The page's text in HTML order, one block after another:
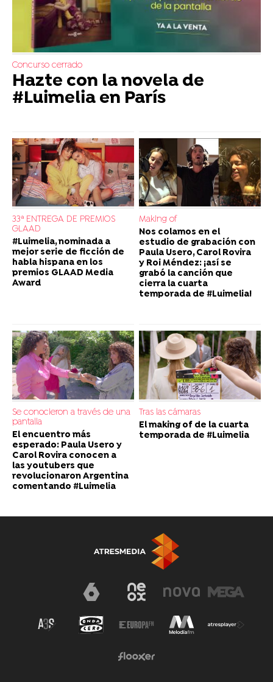
Concurso cerrado
Hazte con la novela de
#Luimelia en París
33ª ENTREGA DE PREMIOS
GLAAD
#Luimelia, nominada a
mejor serie de ficción de
habla hispana en los
premios GLAAD Media
Award
Making of
Nos colamos en el
estudio de grabación con
Paula Usero, Carol Rovira
y Roi Méndez: ¡así se
grabó la canción que
cierra la cuarta
temporada de #Luimelia!
Se conocieron a través de una
pantalla
El encuentro más
esperado: Paula Usero y
Carol Rovira conocen a
las youtubers que
revolucionaron Argentina
comentando #Luimelia
Tras las cámaras
El making of de la cuarta
temporada de #Luimelia